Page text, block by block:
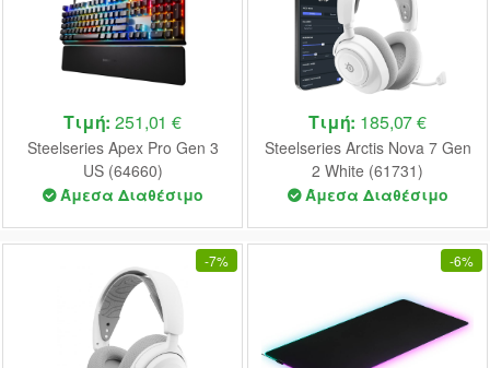
Τιμή:251,01 €
Steelseries Apex Pro Gen 3
US (64660)
Άμεσα Διαθέσιμο
Τιμή: 185,07 €
Steelseries Arctis Nova 7 Gen
2 White (61731)
Άμεσα Διαθέσιμο
-7% -6%